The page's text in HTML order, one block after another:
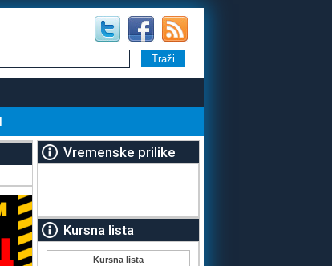
Vremenske prilike
Kursna lista